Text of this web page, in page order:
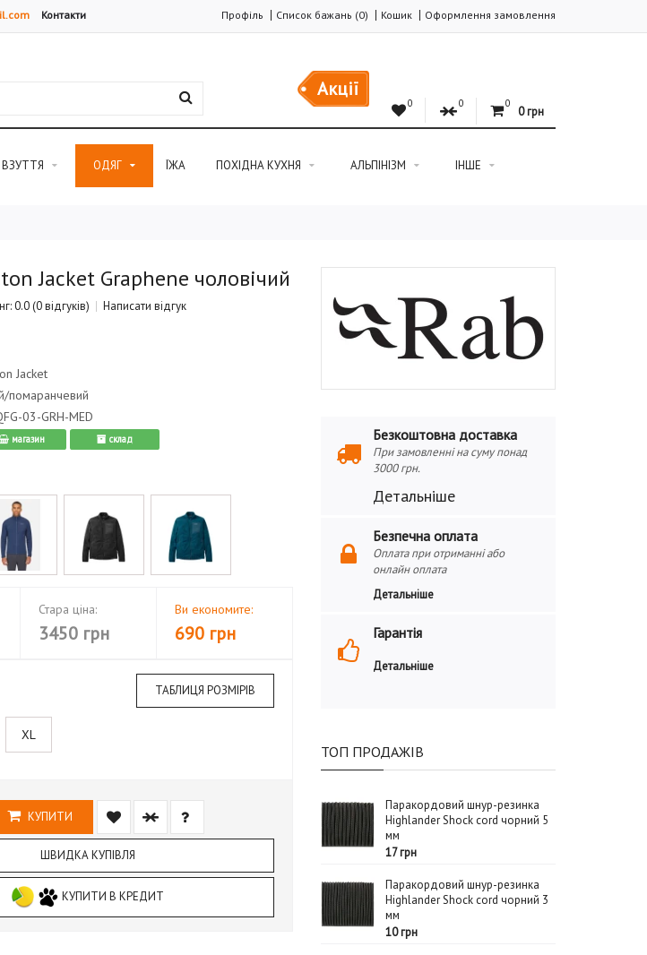
Контакти Профіль Список бажань (0) Кошик Оформлення замовлення
Акції
0 0 0
0 грн
ВЗУТТЯ ОДЯГ ЇЖА ПОХІДНА КУХНЯ АЛЬПІНІЗМ ІНШЕ
Jacket Graphene чоловічий
0.0(0 відгуків) Написати відгук
Jacket
помаранчевий
03-GRH-MED
магазин cклад
Стара ціна:
3450 грн
Ви економите:
690 грн
ТАБЛИЦЯ РОЗМІРІВ
XL
КУПИТИ
ШВИДКА КУПІВЛЯ
КУПИТИ В КРЕДИТ
Безкоштовна доставка
При замовленні на суму понад
3000 грн.
Детальніше
Безпечна оплата
Оплата при отриманні або
онлайн оплата
Детальніше
Гарантія
Детальніше
ТОП ПРОДАЖІВ
Паракордовий шнур-резинка
Highlander Shock cord чорний 5
мм
17 грн
Паракордовий шнур-резинка
Highlander Shock cord чорний 3
мм
10 грн